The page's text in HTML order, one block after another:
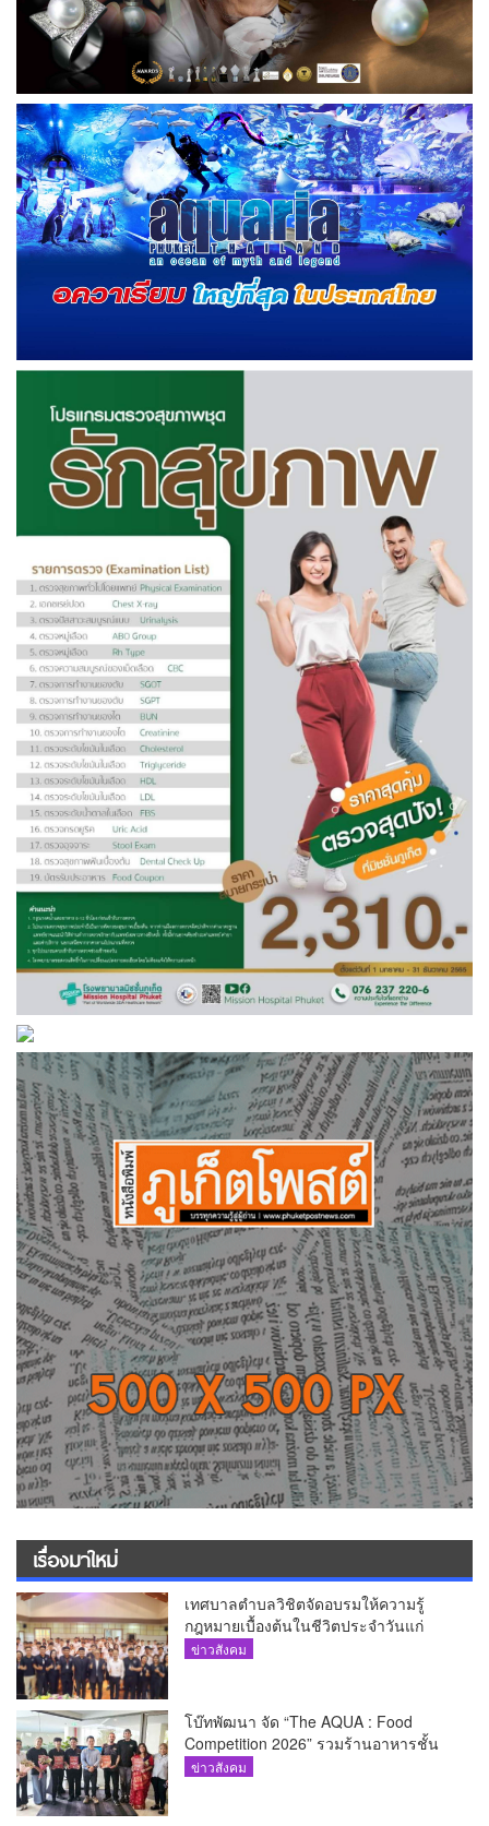
เรื่องมาใหม่
เทศบาลตำบลวิชิตจัดอบรมให้ความรู้
กฎหมายเบื้องต้นในชีวิตประจำวันแก่
เยาวชน
ข่าวสังคม
โบ๊ทพัฒนา จัด “The AQUA : Food
Competition 2026” รวมร้านอาหารชั้น
นำของ The Shopps at The AQUA ชู
ข่าวสังคม